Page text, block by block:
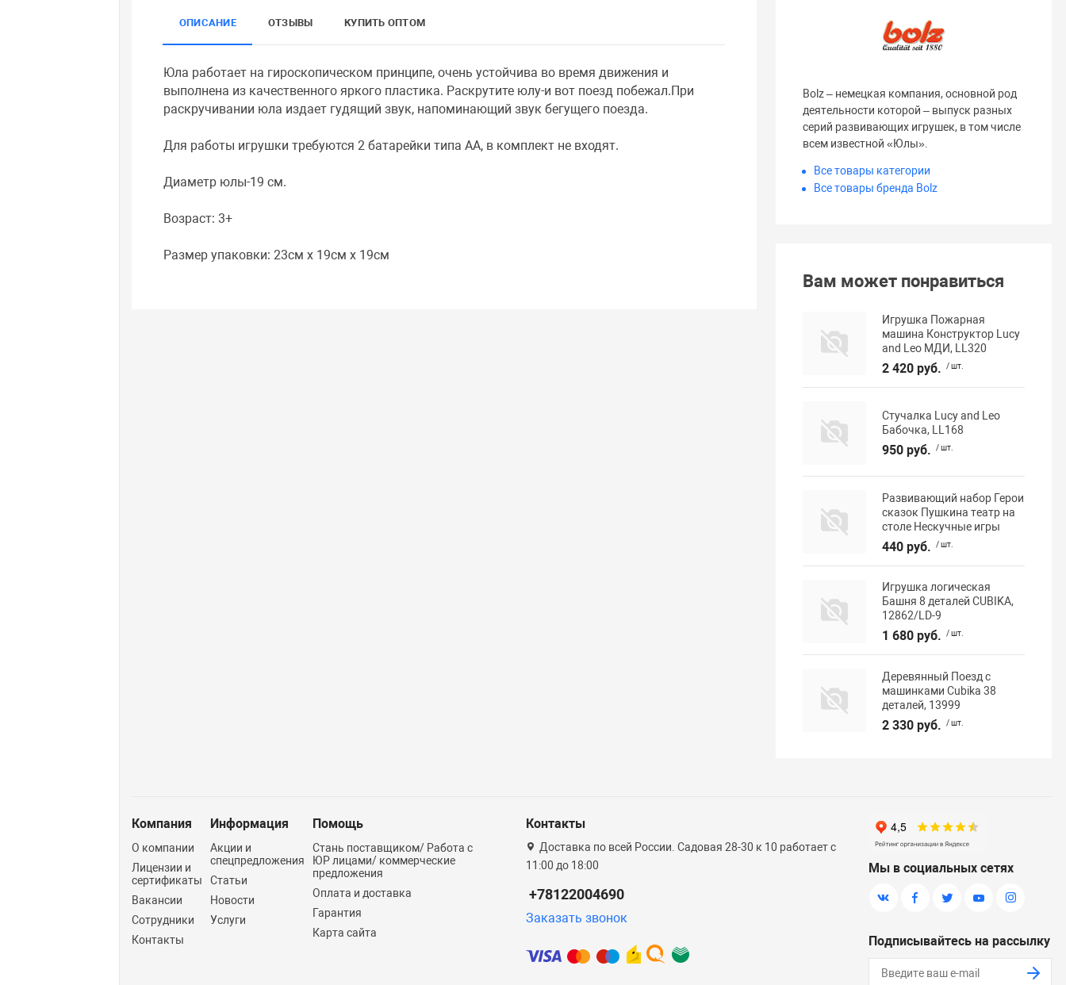
ОПИСАНИЕ ОТЗЫВЫ КУПИТЬ ОПТОМ
Юла работает на гироскопическом принципе, очень устойчива во время движения и
выполнена из качественного яркого пластика. Раскрутите юлу-и вот поезд побежал.При
раскручивании юла издает гудящий звук, напоминающий звук бегущего поезда.
Для работы игрушки требуются 2 батарейки типа АА, в комплект не входят.
Диаметр юлы-19 см.
Возраст: 3+
Размер упаковки: 23см x 19см x 19см
Bolz – немецкая компания, основной род
деятельности которой – выпуск разных
серий развивающих игрушек, в том числе
всем известной «Юлы».
Все товары категории
Все товары бренда Bolz
Вам может понравиться
Игрушка Пожарная
машина Конструктор Lucy
and Leo МДИ, LL320
2 420 руб. / шт.
Стучалка Lucy and Leo
Бабочка, LL168
950 руб. / шт.
Развивающий набор Герои
сказок Пушкина театр на
столе Нескучные игры
440 руб. / шт.
Игрушка логическая
Башня 8 деталей CUBIKA,
12862/LD-9
1 680 руб. / шт.
Деревянный Поезд с
машинками Cubika 38
деталей, 13999
2 330 руб. / шт.
Компания
О компании
Лицензии и
сертификаты
Вакансии
Сотрудники
Контакты
Информация
Акции и
спецпредложения
Статьи
Новости
Услуги
Помощь
Стань поставщиком/ Работа с
ЮР лицами/ коммерческие
предложения
Оплата и доставка
Гарантия
Карта сайта
Контакты
Доставка по всей России. Садовая 28-30 к 10 работает с
11:00 до 18:00
+78122004690
Заказать звонок
Мы в социальных сетях
Подписывайтесь на рассылку